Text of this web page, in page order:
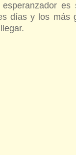
días y los más